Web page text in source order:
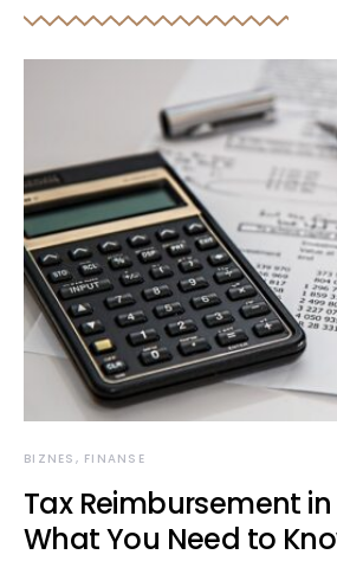
BIZNES, FINANSE
Tax Reimbursement
What You Need to